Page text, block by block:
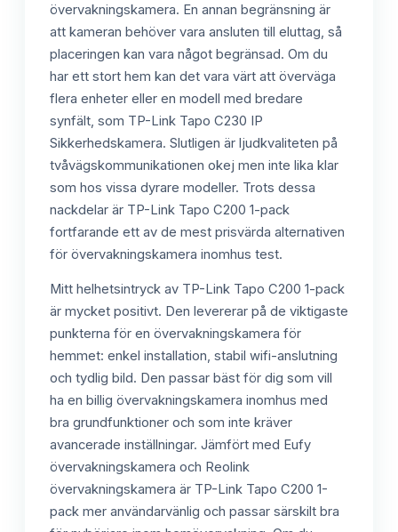
övervakningskamera. En annan begränsning är
att kameran behöver vara ansluten till eluttag, så
placeringen kan vara något begränsad. Om du
har ett stort hem kan det vara värt att överväga
flera enheter eller en modell med bredare
synfält, som TP-Link Tapo C230 IP
Sikkerhedskamera. Slutligen är ljudkvaliteten på
tvåvägskommunikationen okej men inte lika klar
som hos vissa dyrare modeller. Trots dessa
nackdelar är TP-Link Tapo C200 1-pack
fortfarande ett av de mest prisvärda alternativen
för övervakningskamera inomhus test.
Mitt helhetsintryck av TP-Link Tapo C200 1-pack
är mycket positivt. Den levererar på de viktigaste
punkterna för en övervakningskamera för
hemmet: enkel installation, stabil wifi-anslutning
och tydlig bild. Den passar bäst för dig som vill
ha en billig övervakningskamera inomhus med
bra grundfunktioner och som inte kräver
avancerade inställningar. Jämfört med Eufy
övervakningskamera och Reolink
övervakningskamera är TP-Link Tapo C200 1-
pack mer användarvänlig och passar särskilt bra